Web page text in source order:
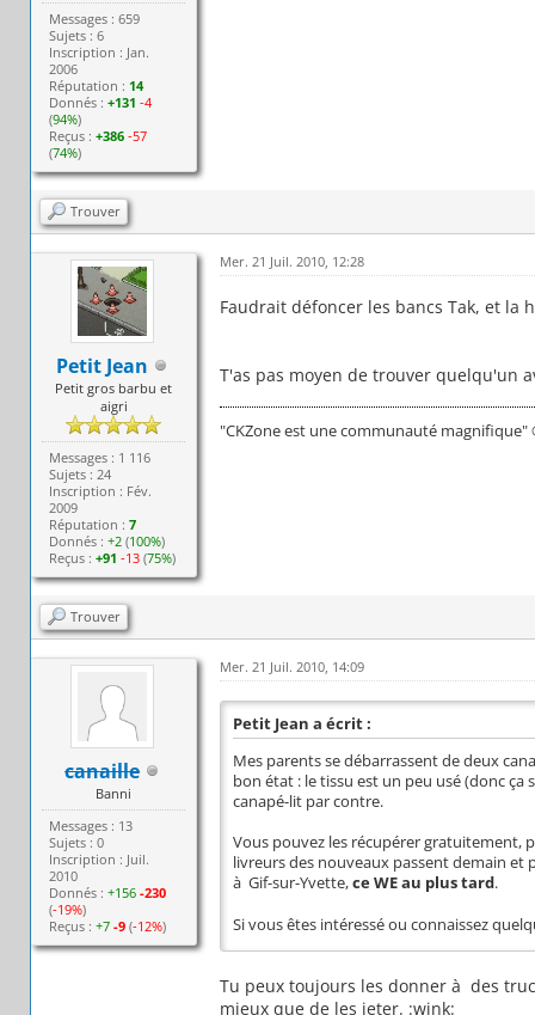
Messages : 659
Sujets : 6
Inscription : Jan.
2006
Réputation : 14
Donnés :+131 -4
(94%)
Reçus :+386 -57
(74%)
Trouver
Petit Jean
Petit gros barbu et
aigri
Messages : 1 116
Sujets : 24
Inscription : Fév.
2009
Réputation :7
Donnés :+2 (100%)
Reçus :+91 -13 (75%)
Mer. 21 Juil. 2010, 12:28
Faudrait défoncer les bancs Tak, et la
T'as pas moyen de trouver quelqu'un
"CKZone est une communauté magnifique"
Trouver
canaille
Banni
Messages : 13
Sujets : 0
Inscription : Juil.
2010
Donnés :+156 -230
(-19%)
Reçus :+7 -9 (-12%)
Mer. 21 Juil. 2010, 14:09
Petit Jean a écrit :
Mes parents se débarrassent de deux
bon état : le tissu est un peu usé (donc ça
canapé-lit par contre.
Vous pouvez les récupérer gratuitement,
livreurs des nouveaux passent demain et
à Gif-sur-Yvette,ce WE au plus tard.
Si vous êtes intéressé ou connaissez
Tu peux toujours les donner à des
mieux que de les jeter. :wink: